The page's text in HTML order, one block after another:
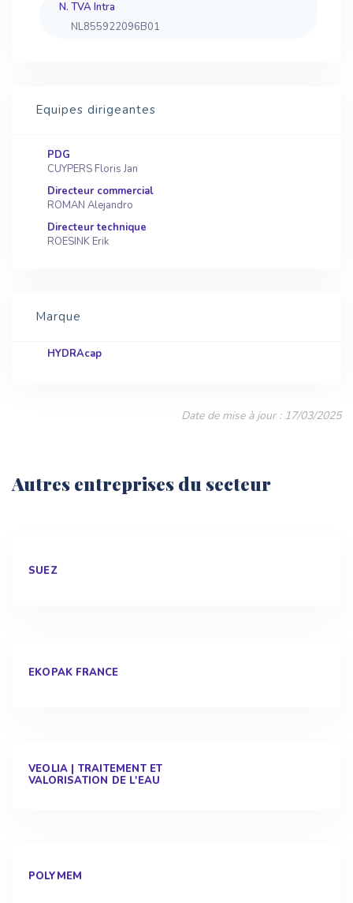
N. TVA Intra
NL855922096B01
Equipes dirigeantes
PDG
CUYPERS Floris Jan
Directeur commercial
ROMAN Alejandro
Directeur technique
ROESINK Erik
Marque
HYDRAcap
Date de mise à jour : 17/03/2025
Autres entreprises du secteur
SUEZ
EKOPAK FRANCE
VEOLIA | TRAITEMENT ET
VALORISATION DE L'EAU
POLYMEM